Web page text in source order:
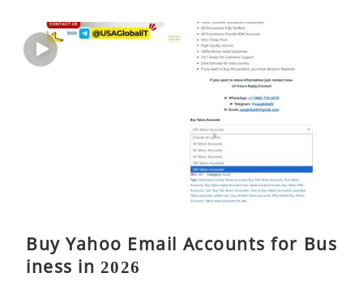
Buy Yahoo Email Accounts for Bus
iness in 2026